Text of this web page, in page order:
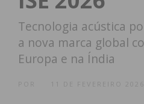
Tecnologia acústica
a nova marca global
Europa e na Índia